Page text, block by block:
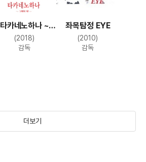
타카네노하나 ~
그림의 떡~
(2018)
감독
좌목탐정 EYE
(2010)
감독
더보기